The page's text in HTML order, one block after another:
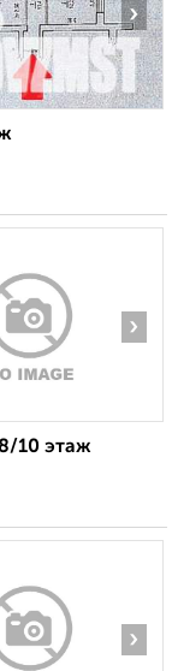
›
›
10 этаж
›